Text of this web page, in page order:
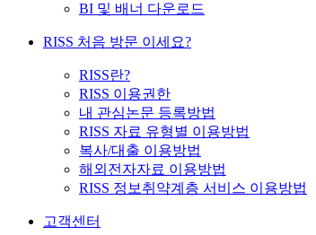
BI 및 배너 다운로드
RISS 처음 방문 이세요?
RISS란?
RISS 이용권한
내 관심논문 등록방법
RISS 자료 유형별 이용방법
복사/대출 이용방법
해외전자자료 이용방법
RISS 정보취약계층 서비스 이용방법
고객센터